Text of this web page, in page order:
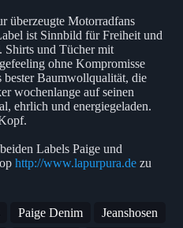
überzeugte Motorradfans
ist Sinnbild für Freiheit und
Shirts und Tücher mit
ohne Kompromisse
bester Baumwollqualität, die
wochenlange auf seinen
ehrlich und energiegeladen.
Labels Paige und
http://www.lapurpura.de zu
Paige Denim
Jeanshosen